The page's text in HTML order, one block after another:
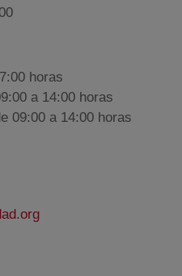
horas
a 14:00 horas
09:00 a 14:00 horas